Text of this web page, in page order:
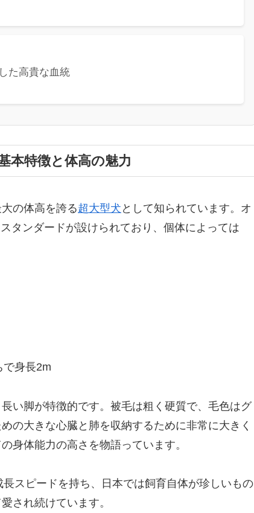
た高貴な血統
本特徴と体高の魅力
の体高を誇る超大型犬 として知られています。オ
タンダードが設けられており、個体によっては
で身長2m
い脚が特徴的です。被毛は粗く硬質で、毛色はグ
の大きな心臓と肺を収納するために非常に大きく
身体能力の高さを物語っています。
スピードを持ち、日本では飼育自体が珍しいもの
され続けています。